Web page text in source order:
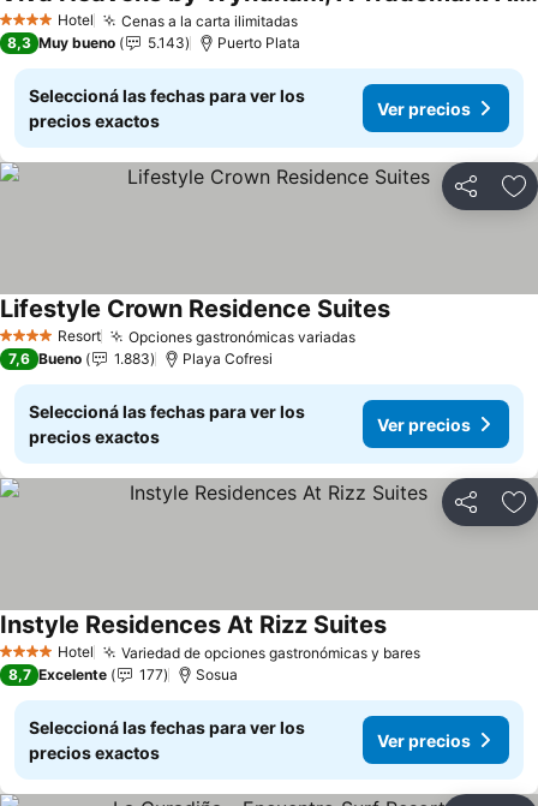
4 EstrellasHotel Cenas a la carta ilimitadasVer precios
Ver precios
8,3 Muy bueno 5.143 Puerto Plata
Seleccioná las fechas para ver los
precios exactos
Ver precios
Compartir
4 EstrellasResort Opciones gastronómicas variadasVer precios
Lifestyle Crown Residence SuitesVer precios
7,6 Bueno 1.883 Playa Cofresi
Seleccioná las fechas para ver los
precios exactos
Ver precios
Compartir
4 EstrellasHotel Variedad de opciones gastronómicas y baresVer precios
Instyle Residences At Rizz SuitesVer precios
8,7 Excelente 177 Sosua
Seleccioná las fechas para ver los
precios exactos
Ver precios